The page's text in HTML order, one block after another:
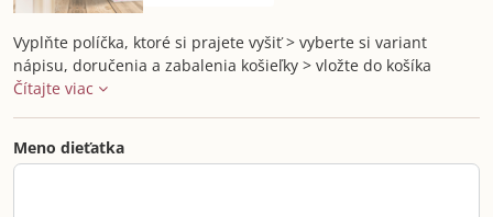
Vyplňte políčka, ktoré si prajete vyšiť > vyberte si variant
nápisu, doručenia a zabalenia košieľky > vložte do košíka
Čítajte viac
Meno dieťatka